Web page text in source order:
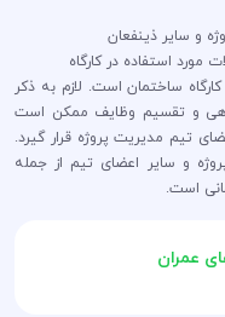
و سایر ذینفعان
استفاده در کارگاه
ساختمان است. لازم به ذکر
و تقسیم وظایف ممکن است
تیم مدیریت پروژه قرار گیرد.
و سایر اعضای تیم از جمله
است.
عمران